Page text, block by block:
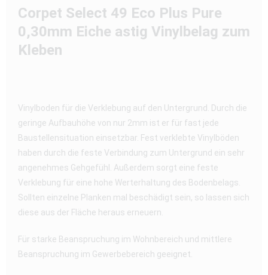
Corpet Select 49 Eco Plus Pure
0,30mm Eiche astig Vinylbelag zum
Kleben
Vinylboden für die Verklebung auf den Untergrund. Durch die
geringe Aufbauhöhe von nur 2mm ist er für fast jede
Baustellensituation einsetzbar. Fest verklebte Vinylböden
haben durch die feste Verbindung zum Untergrund ein sehr
angenehmes Gehgefühl. Außerdem sorgt eine feste
Verklebung für eine hohe Werterhaltung des Bodenbelags.
Sollten einzelne Planken mal beschädigt sein, so lassen sich
diese aus der Fläche heraus erneuern.
Für starke Beanspruchung im Wohnbereich und mittlere
Beanspruchung im Gewerbebereich geeignet.